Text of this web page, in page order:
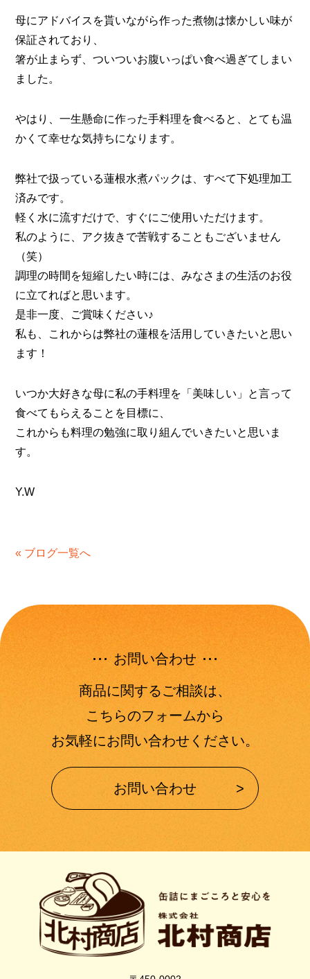
母にアドバイスを貰いながら作った煮物は懐かしい味が
保証されており、
箸が止まらず、ついついお腹いっぱい食べ過ぎてしまい
ました。
やはり、一生懸命に作った手料理を食べると、とても温
かくて幸せな気持ちになります。
弊社で扱っている蓮根水煮パックは、すべて下処理加工
済みです。
軽く水に流すだけで、すぐにご使用いただけます。
私のように、アク抜きで苦戦することもございません
（笑）
調理の時間を短縮したい時には、みなさまの生活のお役
に立てればと思います。
是非一度、ご賞味ください♪
私も、これからは弊社の蓮根を活用していきたいと思い
ます！
いつか大好きな母に私の手料理を「美味しい」と言って
食べてもらえることを目標に、
これからも料理の勉強に取り組んでいきたいと思いま
す。
Y.W
« ブログ一覧へ
お問い合わせ
商品に関するご相談は、
こちらのフォームから
お気軽にお問い合わせください。
お問い合わせ